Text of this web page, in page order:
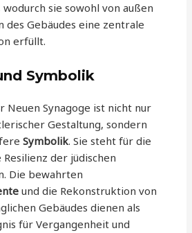
sie sowohl von außen
des Gebäudes eine zentrale
erfüllt.
Symbolik
Neuen Synagoge ist nicht nur
Gestaltung, sondern
Symbolik. Sie steht für die
der jüdischen
Die bewahrten
und die Rekonstruktion von
Gebäudes dienen als
für Vergangenheit und